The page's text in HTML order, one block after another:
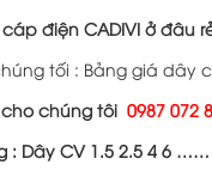
cáp điện CADIVI ở đâu
tối : Bảng giá dây
chúng tôi 0987 072
: Dây CV 1.5 2.5 4 6